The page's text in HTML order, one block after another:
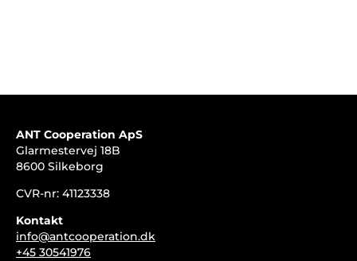
ANT Cooperation ApS
Glarmestervej 18B
8600 Silkeborg
CVR-nr: 41123338
Kontakt
info@antcooperation.dk
+45 30541976